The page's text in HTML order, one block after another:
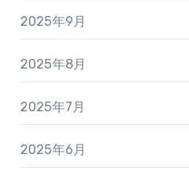
2025年9月
2025年8月
2025年7月
2025年6月